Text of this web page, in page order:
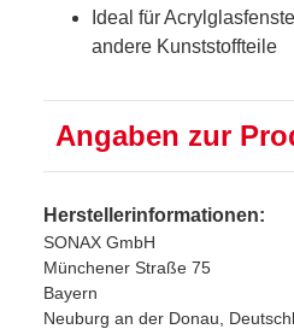
Ideal für
andere Kunststoffteile
Angaben zur
Herstellerinformationen:
SONAX GmbH
Münchener Straße 75
Bayern
Neuburg an der Donau,